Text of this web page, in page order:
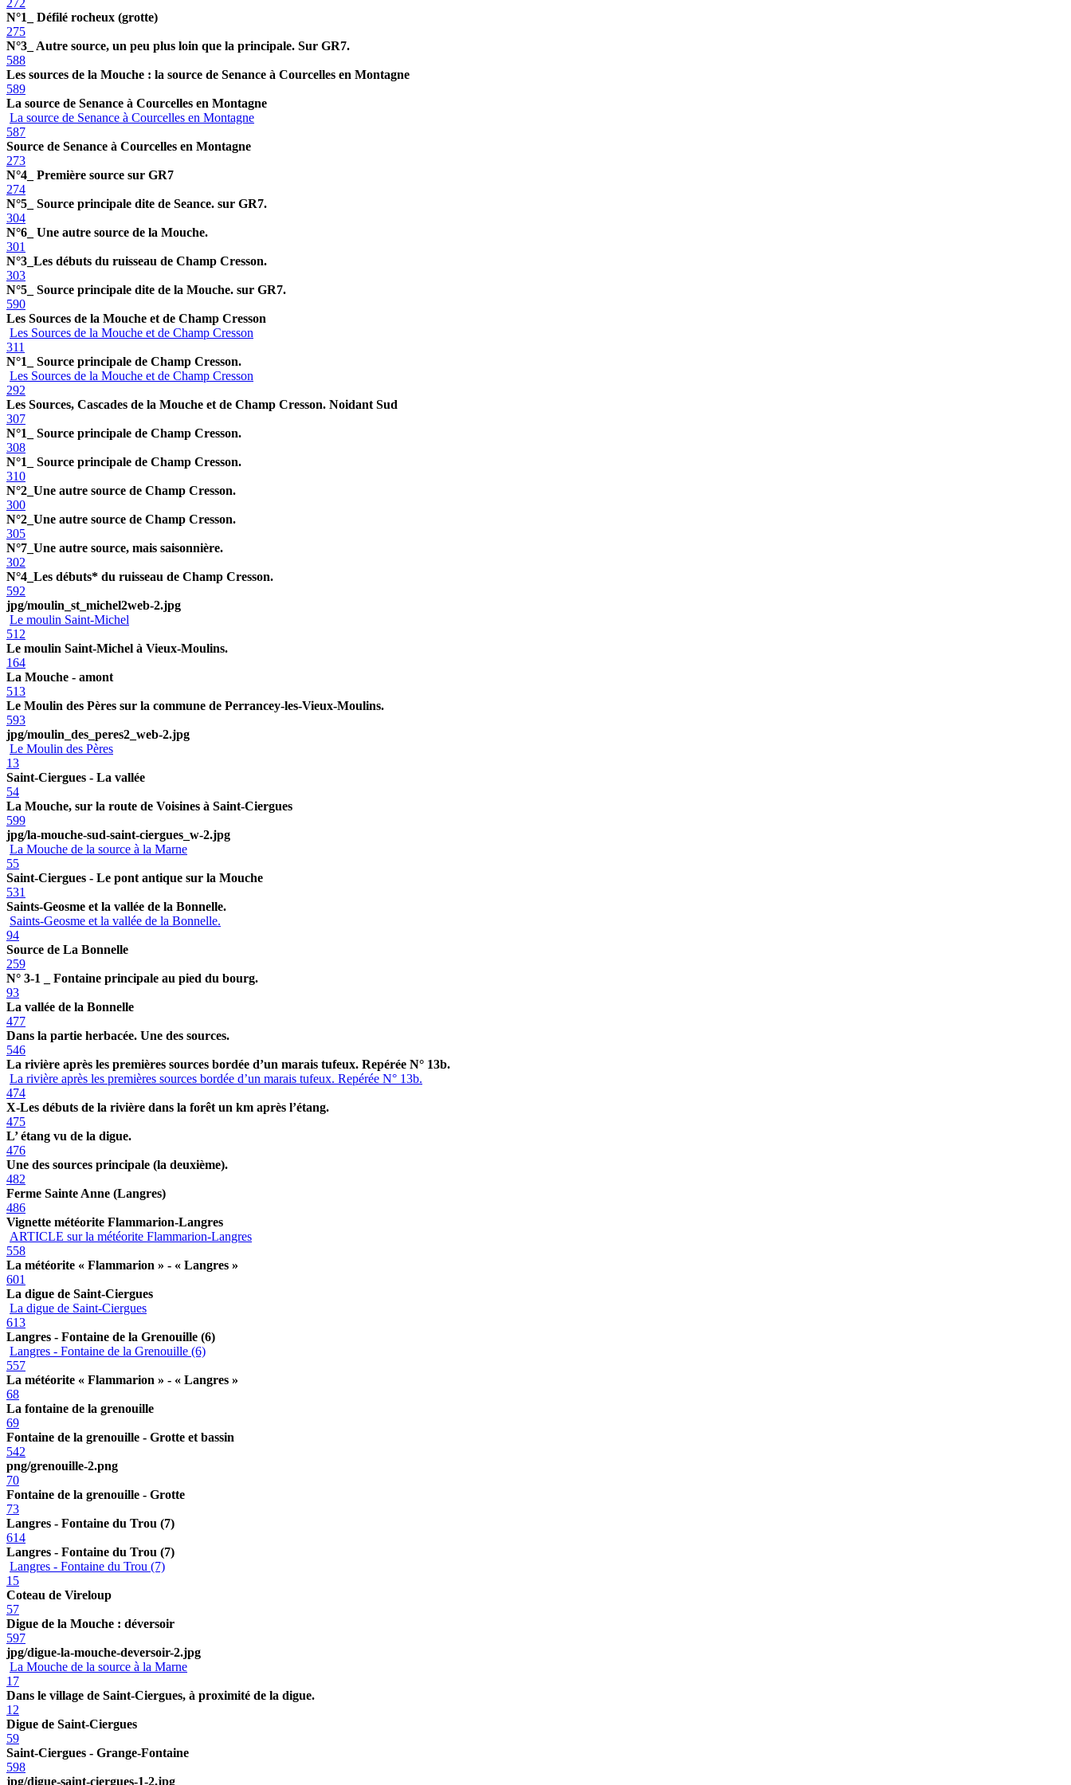
N°1_ Défilé rocheux (grotte)
275
N°3_ Autre source, un peu plus loin que la principale. Sur GR7.
588
Les sources de la Mouche : la source de Senance à Courcelles en Montagne
589
La source de Senance à Courcelles en Montagne
La source de Senance à Courcelles en Montagne
587
Source de Senance à Courcelles en Montagne
273
N°4_ Première source sur GR7
274
N°5_ Source principale dite de Seance. sur GR7.
304
N°6_ Une autre source de la Mouche.
301
N°3_Les débuts du ruisseau de Champ Cresson.
303
N°5_ Source principale dite de la Mouche. sur GR7.
590
Les Sources de la Mouche et de Champ Cresson
Les Sources de la Mouche et de Champ Cresson
311
N°1_ Source principale de Champ Cresson.
Les Sources de la Mouche et de Champ Cresson
292
Les Sources, Cascades de la Mouche et de Champ Cresson. Noidant Sud
307
N°1_ Source principale de Champ Cresson.
308
N°1_ Source principale de Champ Cresson.
310
N°2_Une autre source de Champ Cresson.
300
N°2_Une autre source de Champ Cresson.
305
N°7_Une autre source, mais saisonnière.
302
N°4_Les débuts* du ruisseau de Champ Cresson.
592
jpg/moulin_st_michel2web-2.jpg
Le moulin Saint-Michel
512
Le moulin Saint-Michel à Vieux-Moulins.
164
La Mouche - amont
513
Le Moulin des Pères sur la commune de Perrancey-les-Vieux-Moulins.
593
jpg/moulin_des_peres2_web-2.jpg
Le Moulin des Pères
13
Saint-Ciergues - La vallée
54
La Mouche, sur la route de Voisines à Saint-Ciergues
599
jpg/la-mouche-sud-saint-ciergues_w-2.jpg
La Mouche de la source à la Marne
55
Saint-Ciergues - Le pont antique sur la Mouche
531
Saints-Geosme et la vallée de la Bonnelle.
Saints-Geosme et la vallée de la Bonnelle.
94
Source de La Bonnelle
259
N° 3-1 _ Fontaine principale au pied du bourg.
93
La vallée de la Bonnelle
477
Dans la partie herbacée. Une des sources.
546
La rivière après les premières sources bordée d’un marais tufeux. Repérée N° 13b.
La rivière après les premières sources bordée d’un marais tufeux. Repérée N° 13b.
474
X-Les débuts de la rivière dans la forêt un km après l’étang.
475
L’ étang vu de la digue.
476
Une des sources principale (la deuxième).
482
Ferme Sainte Anne (Langres)
486
Vignette météorite Flammarion-Langres
ARTICLE sur la météorite Flammarion-Langres
558
La météorite « Flammarion » - « Langres »
601
La digue de Saint-Ciergues
La digue de Saint-Ciergues
613
Langres - Fontaine de la Grenouille (6)
Langres - Fontaine de la Grenouille (6)
557
La météorite « Flammarion » - « Langres »
68
La fontaine de la grenouille
69
Fontaine de la grenouille - Grotte et bassin
542
png/grenouille-2.png
70
Fontaine de la grenouille - Grotte
73
Langres - Fontaine du Trou (7)
614
Langres - Fontaine du Trou (7)
Langres - Fontaine du Trou (7)
15
Coteau de Vireloup
57
Digue de la Mouche : déversoir
597
jpg/digue-la-mouche-deversoir-2.jpg
La Mouche de la source à la Marne
17
Dans le village de Saint-Ciergues, à proximité de la digue.
12
Digue de Saint-Ciergues
59
Saint-Ciergues - Grange-Fontaine
598
jpg/digue-saint-ciergues-1-2.jpg